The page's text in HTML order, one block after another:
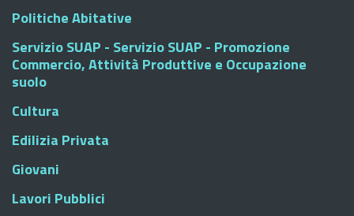
Politiche Abitative
Servizio SUAP - Servizio SUAP - Promozione
Commercio, Attività Produttive e Occupazione
suolo
Cultura
Edilizia Privata
Giovani
Lavori Pubblici